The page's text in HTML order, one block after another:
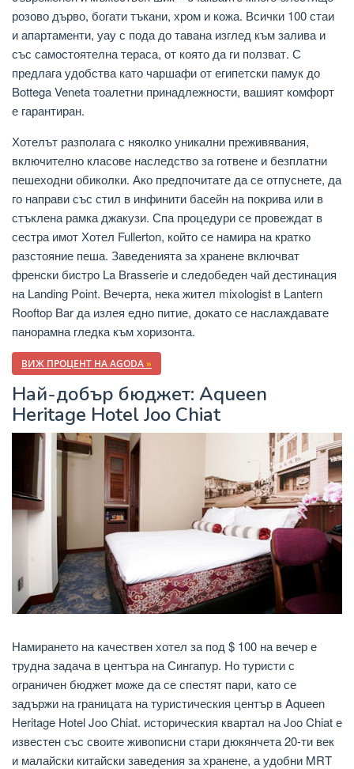
розово дърво, богати тъкани, хром и кожа. Всички 100 стаи
и апартаменти, уау с пода до тавана изглед към залива и
със самостоятелна тераса, от която да ги ползват. С
предлага удобства като чаршафи от египетски памук до
Bottega Veneta тоалетни принадлежности, вашият комфорт
е гарантиран.
Хотелът разполага с няколко уникални преживявания,
включително класове наследство за готвене и безплатни
пешеходни обиколки. Ако предпочитате да се отпуснете, да
го направи със стил в инфинити басейн на покрива или в
стъклена рамка джакузи. Спа процедури се провеждат в
сестра имот Хотел Fullerton, който се намира на кратко
разстояние пеша. Заведенията за хранене включват
френски бистро La Brasserie и следобеден чай дестинация
на Landing Point. Вечерта, нека жител mixologist в Lantern
Rooftop Bar да излея едно питие, докато се наслаждавате
панорамна гледка към хоризонта.
ВИЖ ПРОЦЕНТ НА AGODA»
Най-добър бюджет: Aqueen
Heritage Hotel Joo Chiat
Намирането на качествен хотел за под $ 100 на вечер е
трудна задача в центъра на Сингапур. Но туристи с
ограничен бюджет може да се спестят пари, като се
задържи на границата на туристическия център в Aqueen
Heritage Hotel Joo Chiat. историческия квартал на Joo Chiat е
известен със своите живописни стари дюкянчета 20-ти век
и малайски китайски заведения за хранене, а удобни MRT